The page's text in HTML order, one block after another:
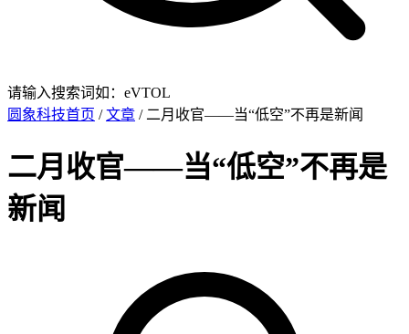
请输入搜索词如：eVTOL
圆象科技首页 /文章 / 二月收官——当“低空”不再是新闻
二月收官——当“低空”不再是
新闻